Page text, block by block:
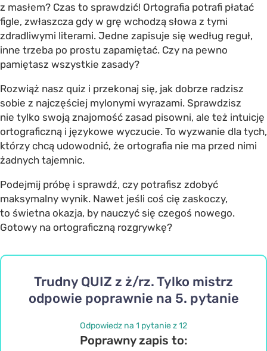
z masłem? Czas to sprawdzić! Ortografia potrafi płatać
figle, zwłaszcza gdy w grę wchodzą słowa z tymi
zdradliwymi literami. Jedne zapisuje się według reguł,
inne trzeba po prostu zapamiętać. Czy na pewno
pamiętasz wszystkie zasady?
Rozwiąż nasz quiz i przekonaj się, jak dobrze radzisz
sobie z najczęściej mylonymi wyrazami. Sprawdzisz
nie tylko swoją znajomość zasad pisowni, ale też intuicję
ortograficzną i językowe wyczucie. To wyzwanie dla tych,
którzy chcą udowodnić, że ortografia nie ma przed nimi
żadnych tajemnic.
Podejmij próbę i sprawdź, czy potrafisz zdobyć
maksymalny wynik. Nawet jeśli coś cię zaskoczy,
to świetna okazja, by nauczyć się czegoś nowego.
Gotowy na ortograficzną rozgrywkę?
Trudny QUIZ z ż/rz. Tylko mistrz
odpowie poprawnie na 5. pytanie
Odpowiedz na 1 pytanie z 12
Poprawny zapis to: